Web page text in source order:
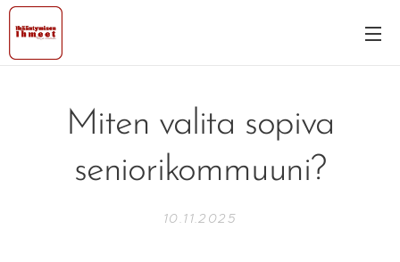
Miten valita sopiva
seniorikommuuni?
10.11.2025